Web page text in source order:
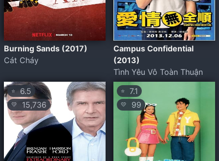
Burning Sands (2017)
Cát Cháy
Campus Confidential
(2013)
Tình Yêu Vô Toàn Thuận
⭐ 6.5
💛 15,736
⭐ 7.1
💛 99